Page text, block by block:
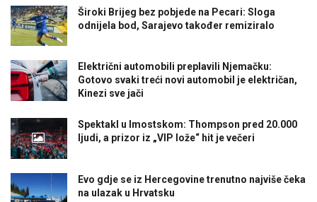
Široki Brijeg bez pobjede na Pecari: Sloga
odnijela bod, Sarajevo također remiziralo
Električni automobili preplavili Njemačku:
Gotovo svaki treći novi automobil je električan,
Kinezi sve jači
Spektakl u Imostskom: Thompson pred 20.000
ljudi, a prizor iz „VIP lože“ hit je večeri
Evo gdje se iz Hercegovine trenutno najviše čeka
na ulazak u Hrvatsku